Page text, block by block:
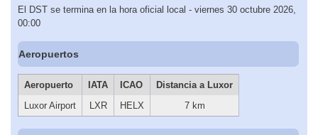
El DST se termina en la hora oficial local - viernes 30 octubre 2026,
00:00
Aeropuertos
Aeropuerto IATA ICAO
Distancia a Luxor
Luxor Airport
LXR HELX 7 km